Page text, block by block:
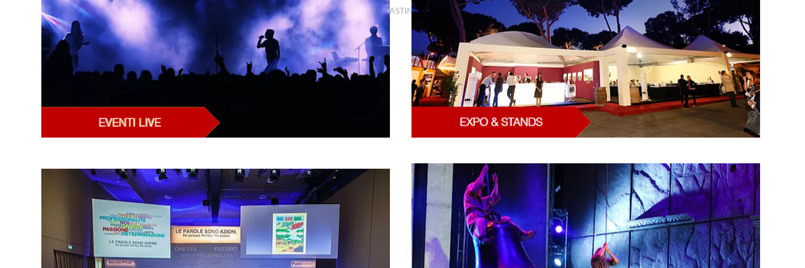
VIDEO, BROADCASTING, 3D VIDEO
MAPPING